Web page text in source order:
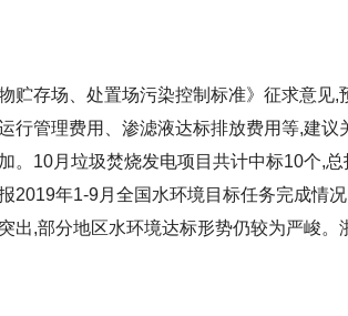
贮存场、处置场污染控制标准》征求意
行管理费用、渗滤液达标排放费用等,建
。10月垃圾焚烧发电项目共计中标10个,
2019年1-9月全国水环境目标任务完成情
出,部分地区水环境达标形势仍较为严峻。